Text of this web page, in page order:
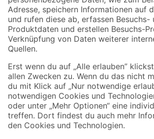
Zahlungsarten Versandarten
Sicher einkaufen
Jetzt die toom-App herunterladen